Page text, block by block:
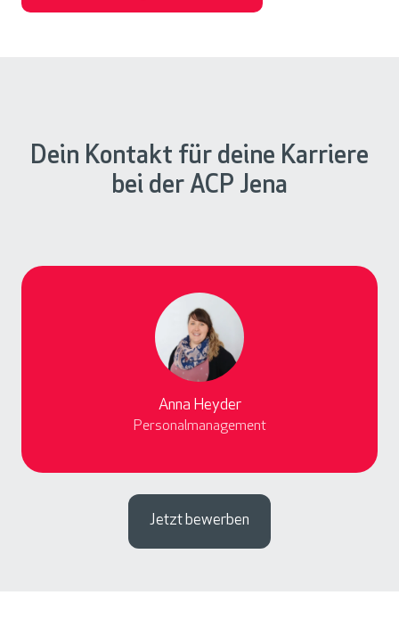
Dein Kontakt für deine Karriere
bei der ACP Jena
Anna Heyder
Personalmanagement
Jetzt bewerben